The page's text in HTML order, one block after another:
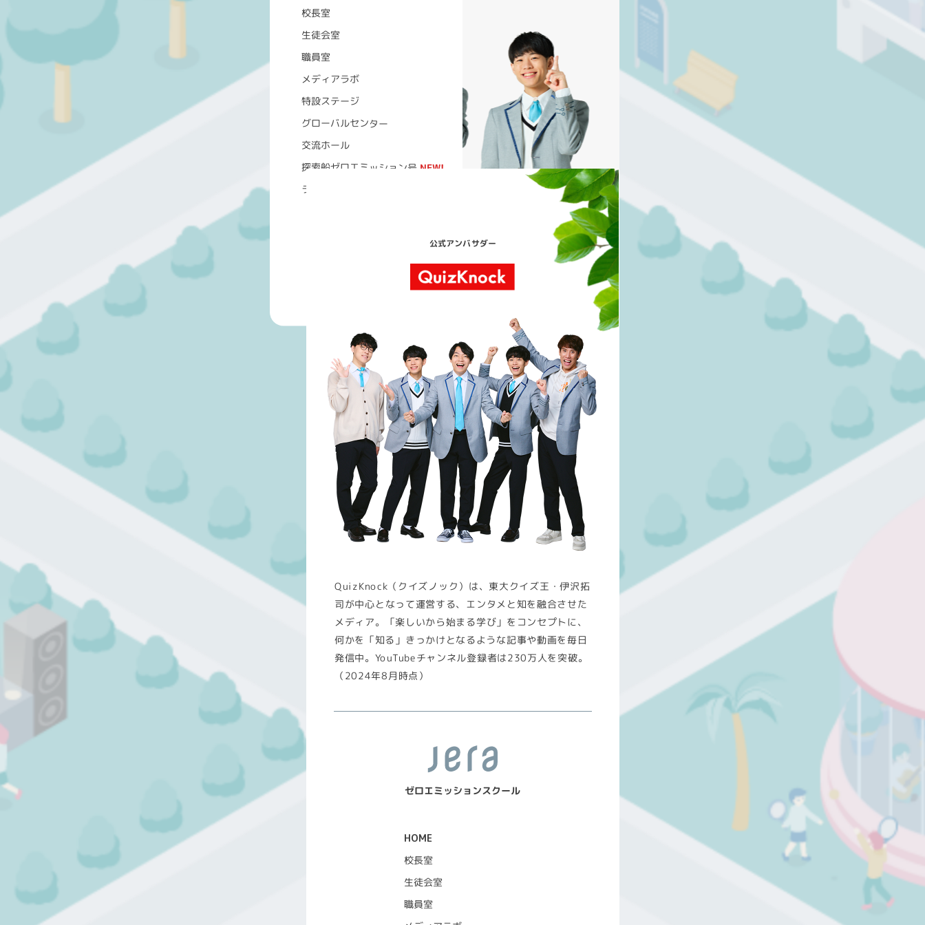
校長室
生徒会室
職員室
メディアラボ
特設ステージ
グローバルセンター
交流ホール
探索船ゼロエミッション号
ラーニングライブラリー
公式アンバサダー
QuizKnock（クイズノック）は、東大クイズ王・伊沢拓
司が中心となって運営する、エンタメと知を融合させた
メディア。「楽しいから始まる学び」をコンセプトに、
何かを「知る」きっかけとなるような記事や動画を毎日
発信中。YouTubeチャンネル登録者は230万人を突破。
（2024年8月時点）
ゼロエミッションスクール
HOME
校長室
生徒会室
職員室